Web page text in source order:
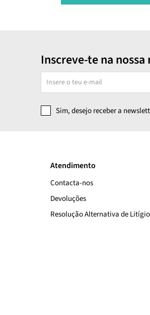
Inscreve-te na
Sim, desejo receber a
Atendimento
Contacta-nos
Devoluções
Resolução Alternativa de